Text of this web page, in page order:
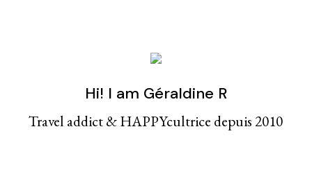
Hi! I am Géraldine R
Travel addict & HAPPYcultrice depuis 2010